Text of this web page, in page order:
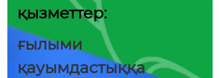
қызметтер:
ғылыми
қауымдастыққа